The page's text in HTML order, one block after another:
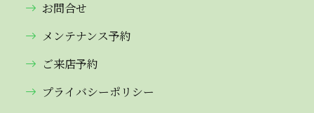
お問合せ
メンテナンス予約
ご来店予約
プライバシーポリシー